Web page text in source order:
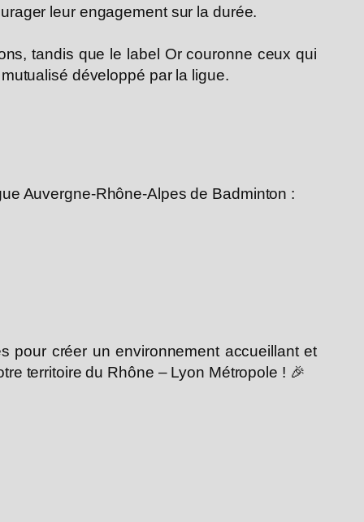
leur engagement sur la durée.
tandis que le label Or couronne ceux qui
développé par la ligue.
Auvergne-Rhône-Alpes de Badminton :
pour créer un environnement accueillant et
territoire du Rhône – Lyon Métropole ! 🎉